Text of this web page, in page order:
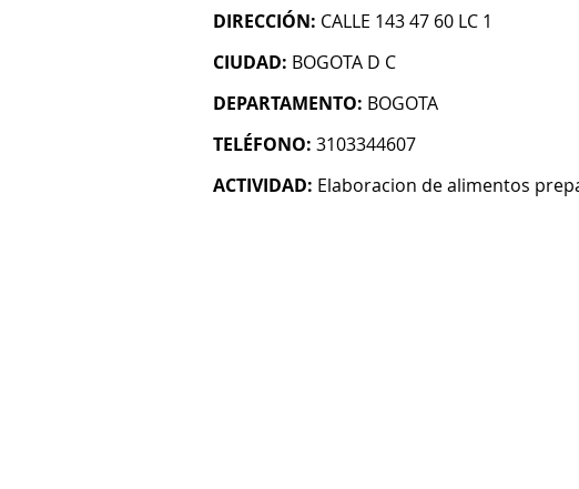
DIRECCIÓN: CALLE 143 47 60 LC 1
CIUDAD: BOGOTA D C
DEPARTAMENTO: BOGOTA
TELÉFONO: 3103344607
ACTIVIDAD: Elaboracion de alimentos